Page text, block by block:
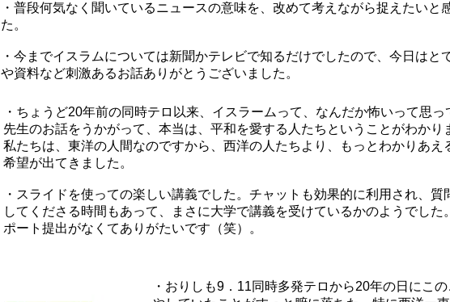
・ 普段何気なく聞いているニュースの意味を、改めて考えながら捉えたいと
た。
・今までイスラムについては新聞かテレビで知るだけでしたので、今日はと
や資料など刺激あるお話ありがとうございました。
・ちょうど20年前の同時テロ以来、イスラームって、なんだか怖いって思っ
先生のお話をうかがって、本当は、平和を愛する人たちということがわかり
私たちは、東洋の人間なのですから、西洋の人たちより、もっとわかりあえ
希望が出てきました。
・スライドを使っての楽しい講義でした。チャットも効果的に利用され、質
してくださる時間もあって、まさに大学で講義を受けているかのようでした
ポート提出がなくてありがたいです（笑）。
・おりしも9．11同時多発テロから20年の日にこ